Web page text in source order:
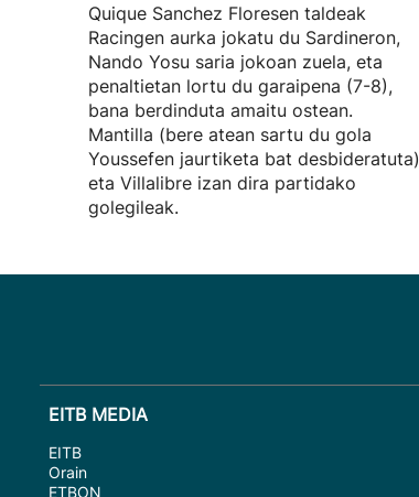
Quique Sanchez Floresen taldeak
Racingen aurka jokatu du Sardineron,
Nando Yosu saria jokoan zuela, eta
penaltietan lortu du garaipena (7-8),
bana berdinduta amaitu ostean.
Mantilla (bere atean sartu du gola
Youssefen jaurtiketa bat desbideratuta)
eta Villalibre izan dira partidako
golegileak.
EITB MEDIA
EITB
Orain
ETBON